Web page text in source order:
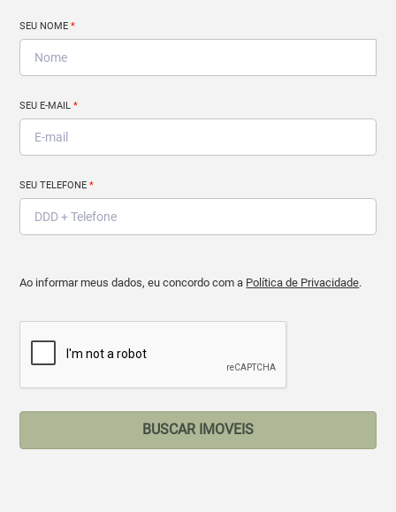
SEU NOME*
SEU E-MAIL*
SEU TELEFONE*
Ao informar meus dados, eu concordo com a Política de Privacidade.
BUSCAR IMOVEIS